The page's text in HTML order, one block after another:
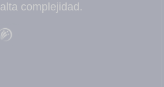
alta complejidad.